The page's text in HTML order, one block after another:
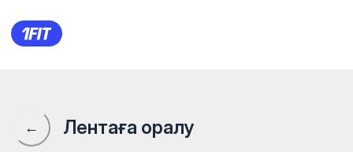
Хочу такой вайб с подругой
← Лентаға оралу